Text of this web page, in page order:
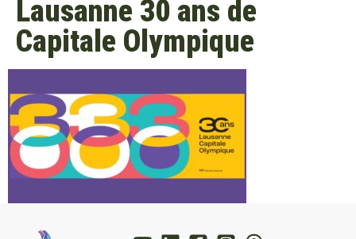
Lausanne 30 ans de
Capitale Olympique